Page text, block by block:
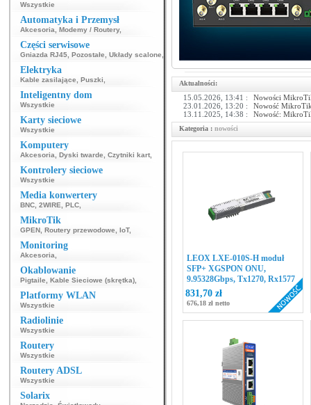
Wszystkie
Automatyka i Przemysł
Akcesoria Modemy / Routery,
Części serwisowe
Gniazda RJ45 Pozostałe Układy scalone
Elektryka
Kable zasilające Puszki
Inteligentny dom
Wszystkie
Karty sieciowe
Wszystkie
Komputery
Akcesoria Dyski twarde Czytniki kart
Kontrolery sieciowe
Wszystkie
Media konwertery
BNC 2WIRE PLC
MikroTik
GPEN Routery przewodowe IoT,
Monitoring
Akcesoria
Okablowanie
Pigtaile Kable Sieciowe (skrętka)
Platformy WLAN
Wszystkie
Radiolinie
Wszystkie
Routery
Wszystkie
Routery ADSL
Wszystkie
Solarix
Aktualności:
15.05.2026, 13:41 :
Nowości
23.01.2026, 13:20 :
Nowość
13.11.2025, 14:38 :
Nowość:
Kategoria : nowości
LEOX LXE-010S-H moduł
SFP+ XGSPON ONU,
9.95328Gbps, Tx1270, Rx1577
831,70 zł
676,18 zł netto